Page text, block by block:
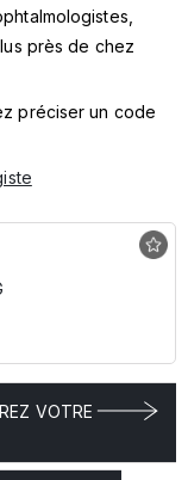
près de chez
préciser un code
VOTRE